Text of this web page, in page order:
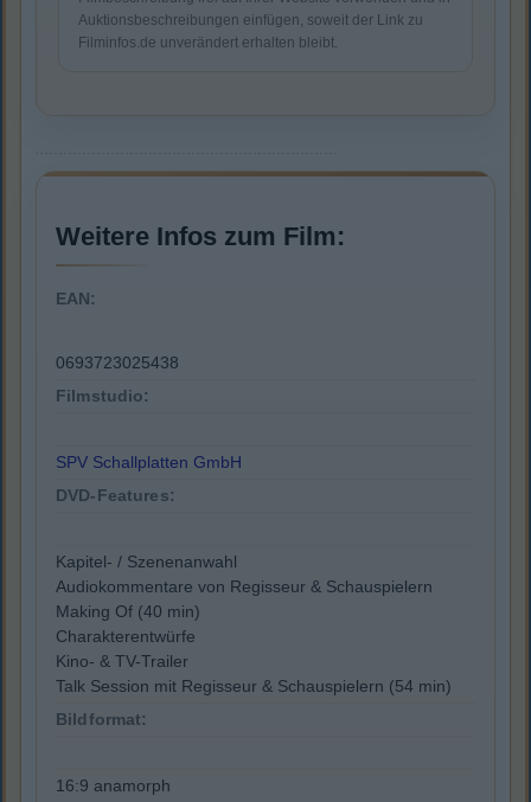
Auktionsbeschreibungen einfügen, soweit der Link zu
Filminfos.de unverändert erhalten bleibt.
Weitere Infos zum Film:
EAN:
0693723025438
Filmstudio:
SPV Schallplatten GmbH
DVD-Features:
Kapitel- / Szenenanwahl
Audiokommentare von Regisseur & Schauspielern
Making Of (40 min)
Charakterentwürfe
Kino- & TV-Trailer
Talk Session mit Regisseur & Schauspielern (54 min)
Bildformat:
16:9 anamorph